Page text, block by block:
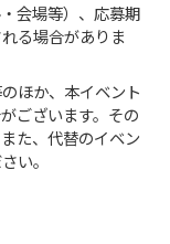
会場等）、応募期
る場合がありま
ほか、本イベント
ございます。その
た、代替のイベン
い。